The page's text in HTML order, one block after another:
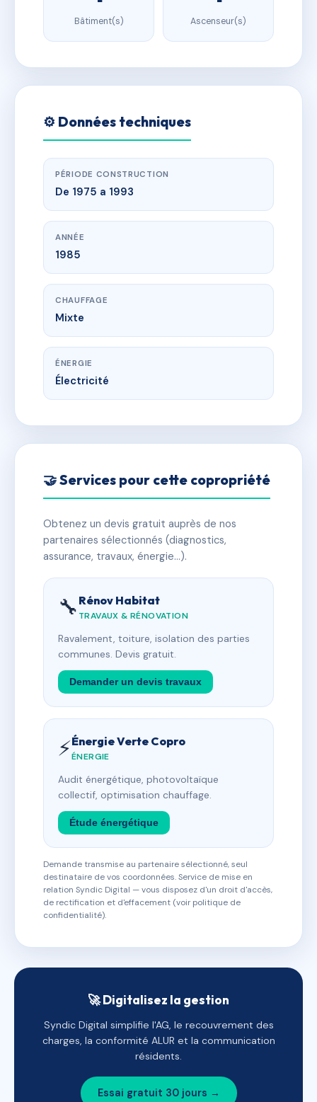
Bâtiment(s) Ascenseur(s)
⚙️ Données techniques
PÉRIODE CONSTRUCTION
De 1975 a 1993
ANNÉE
1985
CHAUFFAGE
Mixte
ÉNERGIE
Électricité
🤝 Services pour cette copropriété
Obtenez un devis gratuit auprès de nos
partenaires sélectionnés (diagnostics,
assurance, travaux, énergie…).
🔧 Rénov Habitat
TRAVAUX & RÉNOVATION
Ravalement, toiture, isolation des parties
communes. Devis gratuit.
Demander un devis travaux
⚡Énergie Verte Copro
ÉNERGIE
Audit énergétique, photovoltaïque
collectif, optimisation chauffage.
Étude énergétique
Demande transmise au partenaire sélectionné, seul
destinataire de vos coordonnées. Service de mise en
relation Syndic Digital — vous disposez d'un droit d'accès,
de rectification et d'effacement (voir politique de
confidentialité).
🚀 Digitalisez la gestion
Syndic Digital simplifie l'AG, le recouvrement des
charges, la conformité ALUR et la communication
résidents.
Essai gratuit 30 jours →